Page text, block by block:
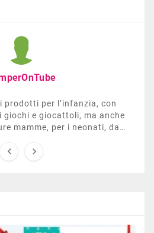
prodotti per l’infanzia, con
giochi e giocattoli, ma anche
mamme, per i neonati, da
giardino, giochi all’aperto,
 